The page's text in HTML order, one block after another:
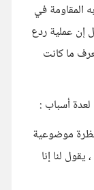
المقاومة في
إن عملية ردع
ما كانت
أسباب :
موضوعية
لنا إنا